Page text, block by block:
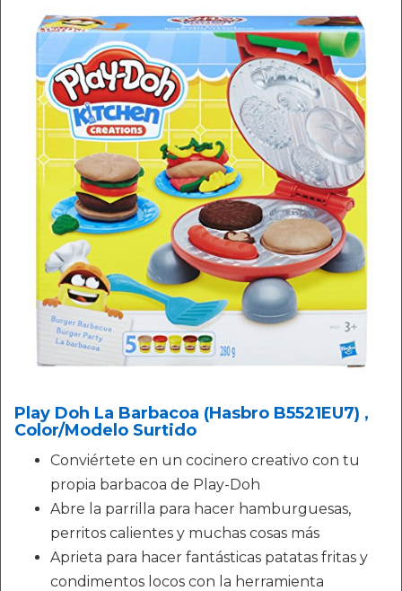
Play Doh La Barbacoa (Hasbro B5521EU7) ,
Color/Modelo Surtido
Conviértete en un cocinero creativo con tu
propia barbacoa de Play-Doh
Abre la parrilla para hacer hamburguesas,
perritos calientes y muchas cosas más
Aprieta para hacer fantásticas patatas fritas y
condimentos locos con la herramienta